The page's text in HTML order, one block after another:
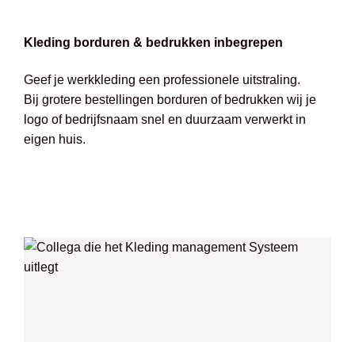
Kleding borduren & bedrukken inbegrepen
Geef je werkkleding een professionele uitstraling.
Bij grotere bestellingen borduren of bedrukken wij je
logo of bedrijfsnaam snel en duurzaam verwerkt in
eigen huis.